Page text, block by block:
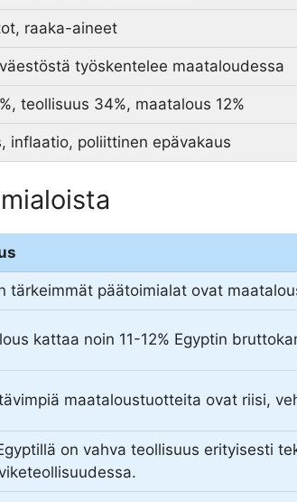
raaka-aineet
työskentelee maataloudessa
teollisuus 34%, maatalous 12%
inflaatio, poliittinen epävakaus
tärkeimmät päätoimialat ovat
kattaa noin 11-12% Egyptin
maataloustuotteita ovat riisi,
on vahva teollisuus erityisesti